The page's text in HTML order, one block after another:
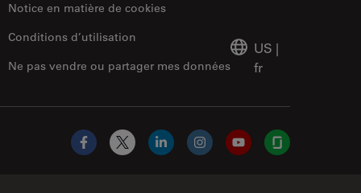
Notice en matière de cookies
Ne pas vendre ou partager mes données
Conditions d’utilisation
US |
fr
Facebook
X LinkedInInstagramYouTubeGlassdoor